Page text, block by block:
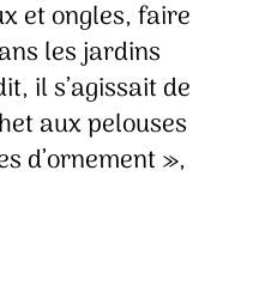
Michael
Meister
et ongles, faire
les jardins
il s’agissait de
aux pelouses
d’ornement »,